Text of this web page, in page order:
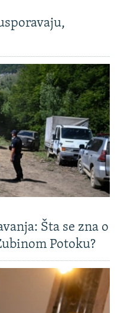
Šta se zna o
Potoku?